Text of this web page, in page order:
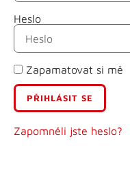
Heslo
Zapamatovat si mě
Zapomněli jste heslo?
Příjmení
E-mail
Uživatelské jméno